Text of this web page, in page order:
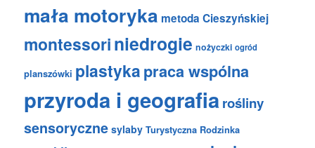
mała motoryka metoda Cieszyńskiej
montessoriniedrogie nożyczki ogród
planszówki plastykapraca wspólna
przyroda i geografiarośliny
sensoryczne sylaby Turystyczna Rodzinka